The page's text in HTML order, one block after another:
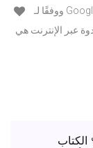
عبر الإنترنت هي
الكتاب